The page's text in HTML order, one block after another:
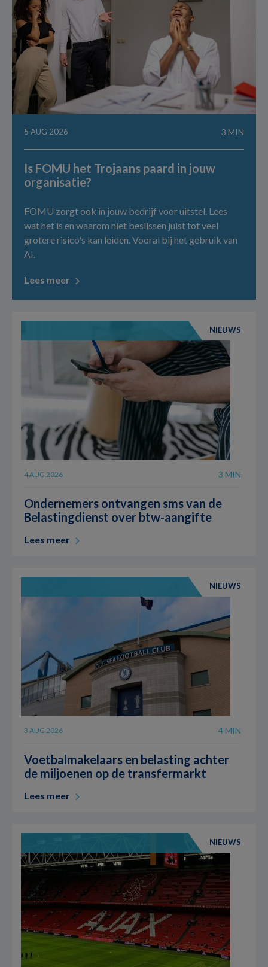
5 AUG 2026 3 MIN
Is FOMU het Trojaans paard in jouw
organisatie?
FOMU zorgt ook in jouw bedrijf voor uitstel. Lees
wat het is en waarom niet beslissen juist tot veel
grotere risico's kan leiden. Vooral bij het gebruik van
AI.
Lees meer
NIEUWS
4 AUG 2026 3 MIN
Ondernemers ontvangen sms van de
Belastingdienst over btw-aangifte
Lees meer
NIEUWS
3 AUG 2026 4 MIN
Voetbalmakelaars en belasting achter
de miljoenen op de transfermarkt
Lees meer
NIEUWS